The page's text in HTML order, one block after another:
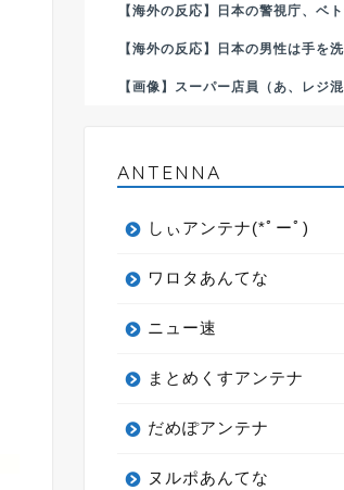
【海外の反応】日本の警視庁、ベ
【海外の反応】日本の男性は手を
【画像】スーパー店員（あ、レジ
ANTENNA
しぃアンテナ(*ﾟーﾟ)
ワロタあんてな
ニュー速
まとめくすアンテナ
だめぽアンテナ
ヌルポあんてな